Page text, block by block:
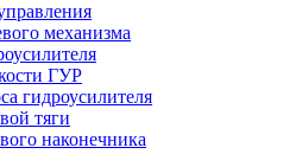
механизма
ГУР
гидроусилителя
тяги
наконечника